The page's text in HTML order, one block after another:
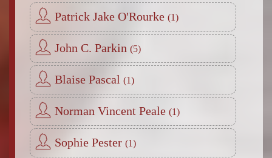
Patrick Jake O'Rourke
John C. Parkin
Blaise Pascal
Norman Vincent Peale
Sophie Pester